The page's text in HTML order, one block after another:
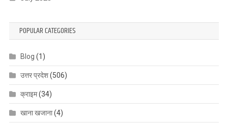
POPULAR CATEGORIES
Blog (1)
उत्तर प्रदेश(506)
क्राइम(34)
खाना खजाना(4)